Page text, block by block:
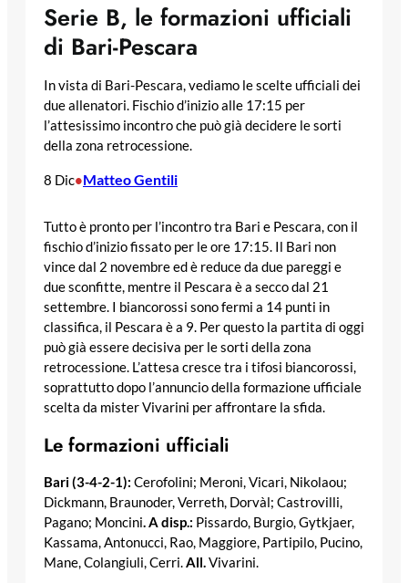
Serie B, le formazioni ufficiali
di Bari-Pescara
In vista di Bari-Pescara, vediamo le scelte ufficiali dei
due allenatori. Fischio d’inizio alle 17:15 per
l’attesissimo incontro che può già decidere le sorti
della zona retrocessione.
8 Dic•Matteo Gentili
Tutto è pronto per l’incontro tra Bari e Pescara, con il
fischio d’inizio fissato per le ore 17:15. Il Bari non
vince dal 2 novembre ed è reduce da due pareggi e
due sconfitte, mentre il Pescara è a secco dal 21
settembre. I biancorossi sono fermi a 14 punti in
classifica, il Pescara è a 9. Per questo la partita di oggi
può già essere decisiva per le sorti della zona
retrocessione. L’attesa cresce tra i tifosi biancorossi,
soprattutto dopo l’annuncio della formazione ufficiale
scelta da mister Vivarini per affrontare la sfida.
Le formazioni ufficiali
Bari (3-4-2-1): Cerofolini; Meroni, Vicari, Nikolaou;
Dickmann, Braunoder, Verreth, Dorvàl; Castrovilli,
Pagano; Moncini. A disp.: Pissardo, Burgio, Gytkjaer,
Kassama, Antonucci, Rao, Maggiore, Partipilo, Pucino,
Mane, Colangiuli, Cerri.All.Vivarini.